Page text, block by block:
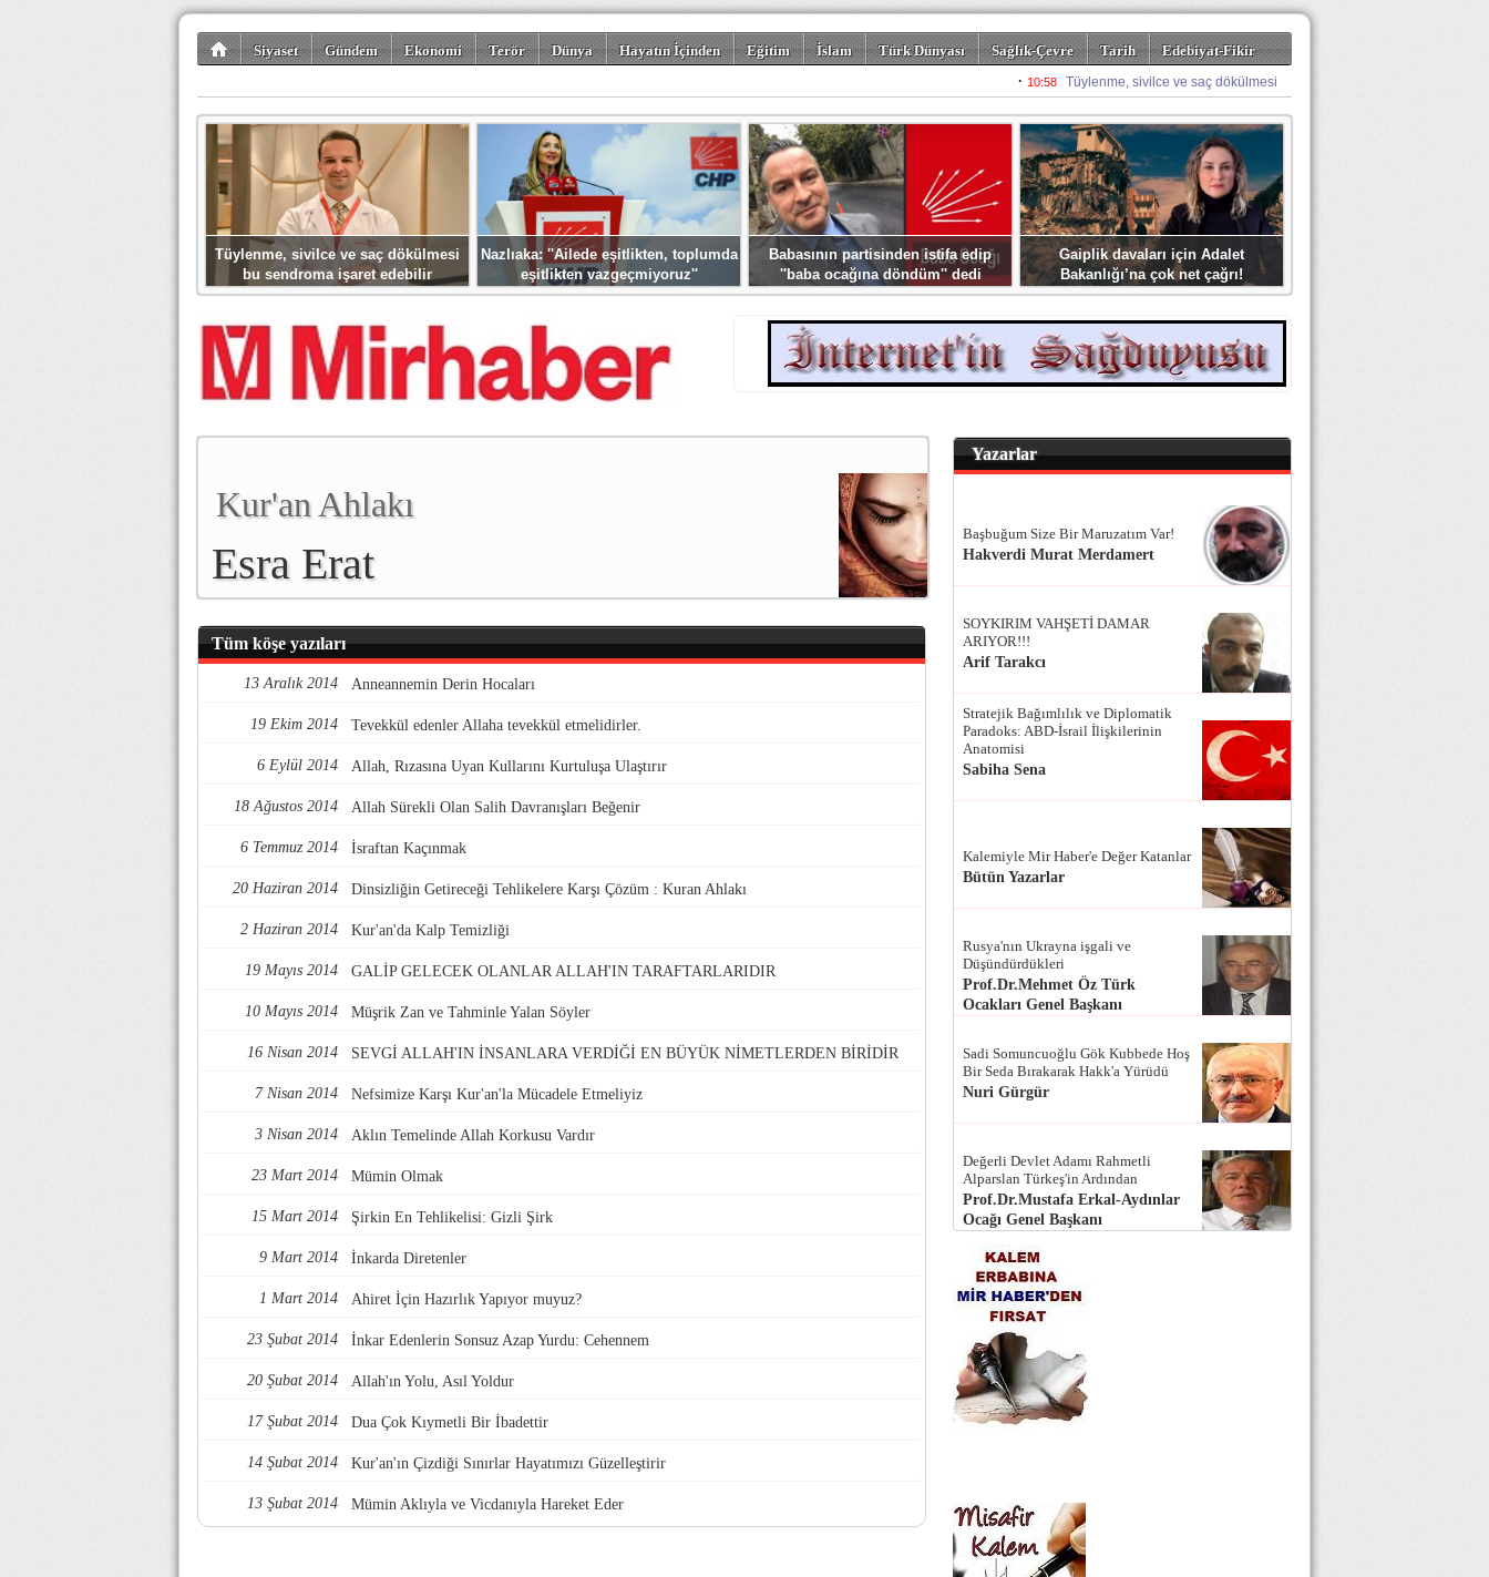
Siyaset Gündem Ekonomi Terör Dünya Hayatın İçinden Eğitim İslam Türk Dünyası Sağlık-Çevre Tarih
Edebiyat-Fikir
Tüylenme, sivilce ve saç dökülmesi
bu sendroma işaret edebilir
Nazlıaka: ''Ailede eşitlikten, toplumda
eşitlikten vazgeçmiyoruz''
Babasının partisinden istifa edip
''baba ocağına döndüm'' dedi
Gaiplik davaları için Adalet
Bakanlığı’na çok net çağrı!
Kur'an Ahlakı
Esra Erat
Tüm köşe yazıları
13 Aralık 2014 Anneannemin Derin Hocaları
19 Ekim 2014 Tevekkül edenler Allaha tevekkül etmelidirler.
6 Eylül 2014 Allah, Rızasına Uyan Kullarını Kurtuluşa Ulaştırır
18 Ağustos 2014 Allah Sürekli Olan Salih Davranışları Beğenir
6 Temmuz 2014 İsraftan Kaçınmak
20 Haziran 2014 Dinsizliğin Getireceği Tehlikelere Karşı Çözüm : Kuran Ahlakı
2 Haziran 2014 Kur'an'da Kalp Temizliği
19 Mayıs 2014 GALİP GELECEK OLANLAR ALLAH'IN TARAFTARLARIDIR
10 Mayıs 2014 Müşrik Zan ve Tahminle Yalan Söyler
16 Nisan 2014 SEVGİ ALLAH'IN İNSANLARA VERDİĞİ EN BÜYÜK NİMETLERDEN BİRİDİR
7 Nisan 2014 Nefsimize Karşı Kur'an'la Mücadele Etmeliyiz
3 Nisan 2014 Aklın Temelinde Allah Korkusu Vardır
23 Mart 2014 Mümin Olmak
15 Mart 2014 Şirkin En Tehlikelisi: Gizli Şirk
9 Mart 2014 İnkarda Diretenler
1 Mart 2014 Ahiret İçin Hazırlık Yapıyor muyuz?
23 Şubat 2014 İnkar Edenlerin Sonsuz Azap Yurdu: Cehennem
20 Şubat 2014 Allah'ın Yolu, Asıl Yoldur
17 Şubat 2014 Dua Çok Kıymetli Bir İbadettir
14 Şubat 2014 Kur'an'ın Çizdiği Sınırlar Hayatımızı Güzelleştirir
13 Şubat 2014 Mümin Aklıyla ve Vicdanıyla Hareket Eder
Yazarlar
Başbuğum Size Bir Maruzatım Var!
Hakverdi Murat Merdamert
SOYKIRIM VAHŞETİ DAMAR
ARIYOR!!!
Arif Tarakcı
Stratejik Bağımlılık ve Diplomatik
Paradoks: ABD-İsrail İlişkilerinin
Anatomisi
Sabiha Sena
Kalemiyle Mir Haber'e Değer Katanlar
Bütün Yazarlar
Rusya'nın Ukrayna işgali ve
Düşündürdükleri
Prof.Dr.Mehmet Öz Türk
Ocakları Genel Başkanı
Sadi Somuncuoğlu Gök Kubbede Hoş
Bir Seda Bırakarak Hakk'a Yürüdü
Nuri Gürgür
Değerli Devlet Adamı Rahmetli
Alparslan Türkeş'in Ardından
Prof.Dr.Mustafa Erkal-Aydınlar
Ocağı Genel Başkanı